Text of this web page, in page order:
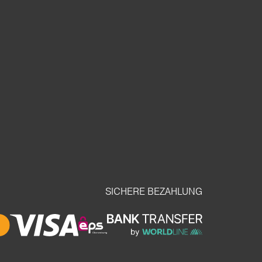
SICHERE BEZAHLUNG